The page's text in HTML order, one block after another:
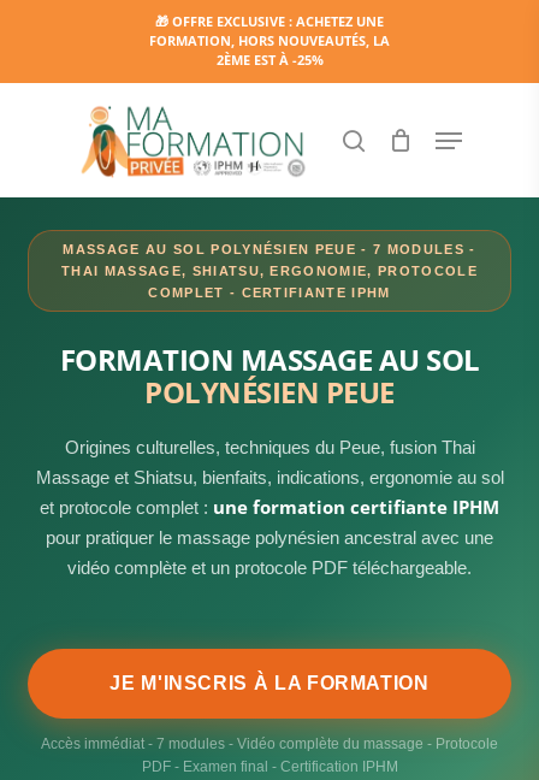
🎁 OFFRE EXCLUSIVE : ACHETEZ UNE
FORMATION, HORS NOUVEAUTÉS, LA
2ÈME EST À -25%
search Menu
MASSAGE AU SOL POLYNÉSIEN PEUE - 7 MODULES -
THAI MASSAGE, SHIATSU, ERGONOMIE, PROTOCOLE
COMPLET - CERTIFIANTE IPHM
FORMATION MASSAGE AU SOL
POLYNÉSIEN PEUE
Origines culturelles, techniques du Peue, fusion Thai
Massage et Shiatsu, bienfaits, indications, ergonomie au sol
et protocole complet : une formation certifiante IPHM
pour pratiquer le massage polynésien ancestral avec une
vidéo complète et un protocole PDF téléchargeable.
JE M'INSCRIS À LA FORMATION
Accès immédiat - 7 modules - Vidéo complète du massage - Protocole
PDF - Examen final - Certification IPHM